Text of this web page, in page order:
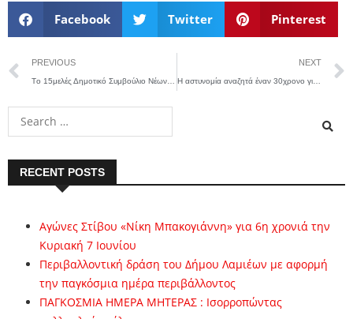
Facebook Twitter Pinterest
PREVIOUS NEXT
Η αστυνομία αναζητά έναν 30χρονο για τη δολοφονία 43χρονης στο Αγρίνιο
RECENT POSTS
Αγώνες Στίβου «Νίκη Μπακογιάννη» για 6η χρονιά την
Κυριακή 7 Ιουνίου
Περιβαλλοντική δράση του Δήμου Λαμιέων με αφορμή
την παγκόσμια ημέρα περιβάλλοντος
ΠΑΓΚΟΣΜΙΑ ΗΜΕΡΑ ΜΗΤΕΡΑΣ : Ισορροπώντας